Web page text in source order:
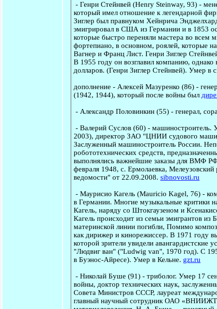
-Генри Стейнвей (Henry Steinway, 93) -
который имел отношение к легендарной
Зиглер был правнуком Хейнрича
эмигрировал в США из Германии и в 1853
которые быстро переняли мастера во всем
фортепиано, в основном, роялей, которые
Вагнер и Франц Лист. Генри Зиглер
В 1955 году он возглавил компанию,
долларов. (Генри Зиглер Стейнвей). Умер
дополнение - Алексей Мазуренко (86) -
(1942, 1944),который после войны был
- Александр Половинкин (55) - генерал,
-Валерий Суслов (60) - машиностроитель.
2003), директор ЗАО "ЦНИИ судового
Заслуженный машиностроитель России.
робототехнических средств,
выполнялись важнейшие заказы для ВМФ
февраля 1948, с. Ермолаевка,
ведомости" от 22.09.2008.sibnovosti.ru
-Маурисио Кагель (Mauricio Kagel, 76) -
в Германии. Многие музыкальные критики
Кагель, наряду со Штокгаузеном и
Кагель происходит из семьи эмигрантов из
материнской линии погибли, Помимо
как дирижер и кинорежиссер. В 1971 году
которой зрители увидели авангардистские
"Людвиг ван" ("Ludwig van", 1970 год). С
в Буэнос-Айресе). Умер в Кельне. gzt.ru
-Николай Буше (91) - триболог. Умер 17
войны, доктор технических наук,
Совета Министров СССР, лауреат
главный научный сотрудник ОАО